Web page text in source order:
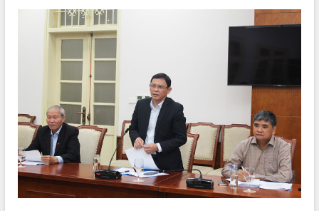
VĂN BẢN HĐND TỈNH
ĐIỂM TIN VĂN BẢN
QUY HOẠCH - KẾ HOẠCH